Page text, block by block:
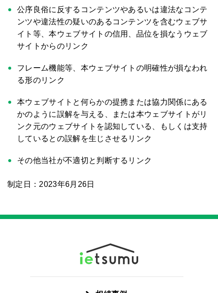
公序良俗に反するコンテンツやあるいは違法なコンテ
ンツや違法性の疑いのあるコンテンツを含むウェブサ
イト等、本ウェブサイトの信用、品位を損なうウェブ
サイトからのリンク
フレーム機能等、本ウェブサイトの明確性が損なわれ
る形のリンク
本ウェブサイトと何らかの提携または協力関係にある
かのように誤解を与える、または本ウェブサイトがリ
ンク元のウェブサイトを認知している、もしくは支持
しているとの誤解を生じさせるリンク
その他当社が不適切と判断するリンク
制定日：2023年6月26日